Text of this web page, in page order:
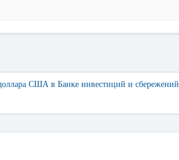
США в Банке инвестиций и сбережений